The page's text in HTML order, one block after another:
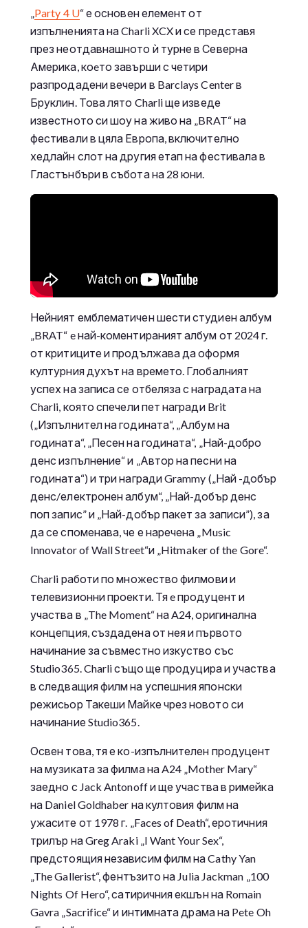
„Party 4 U“ е основен елемент от
изпълненията на Charli XCX и се представя
през неотдавнашното ѝ турне в Северна
Америка, коeто завърши с четири
разпродадени вечери в Barclays Center в
Бруклин. Това лято Charli ще изведе
известното си шоу на живо на „BRAT“ на
фестивали в цяла Европа, включително
хедлайн слот на другия етап на фестивала в
Гластънбъри в събота на 28 юни.
Нейният емблематичен шести студиен албум
„BRAT“ e най-коментираният албум от 2024 г.
от критиците и продължава да оформя
културния духът на времето. Глобалният
успех на записа се отбеляза с наградата на
Charli, която спечели пет награди Brit
(„Изпълнител на годината“, „Албум на
годината“, „Песен на годината“, „Най-добро
денс изпълнение“ и „Автор на песни на
годината“) и три награди Grammy („Най -добър
денс/електронен албум“, „Най-добър денс
поп запис” и „Най-добър пакет за записи”), за
да се споменава, че е наречена „Music
Innovator of Wall Street“и „Hitmaker of the Gore“.
Charli работи по множество филмови и
телевизионни проекти. Тя e продуцент и
участва в „The Moment“ на A24, оригинална
концепция, създадена от нея и първото
начинание за съвместно изкуство със
Studio365. Charli също ще продуцира и участва
в следващия филм на успешния японски
режисьор Такеши Майке чрез новото си
начинание Studio365.
Освен това, тя е ко-изпълнителен продуцент
на музиката за филма на A24 „Mother Mary“
заедно с Jack Antonoff и ще участва в римейка
на Daniel Goldhaber на култовия филм на
ужасите от 1978 г. „Faces of Death“, еротичния
трилър на Greg Araki „I Want Your Sex“,
предстоящия независим филм на Cathy Yan
„The Gallerist“, фентъзито на Julia Jackman „100
Nights Of Hero“, сатиричния екшън на Romain
Gavra „Sacrifice“ и интимната драма на Pete Oh